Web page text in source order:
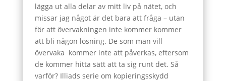
lägga ut alla delar av mitt liv på nätet, och
missar jag något är det bara att fråga – utan
för att övervakningen inte kommer kommer
att bli någon lösning. De som man vill
övervaka kommer inte att påverkas, eftersom
de kommer hitta sätt att ta sig runt det. Så
varför? Illiads serie om kopieringsskydd